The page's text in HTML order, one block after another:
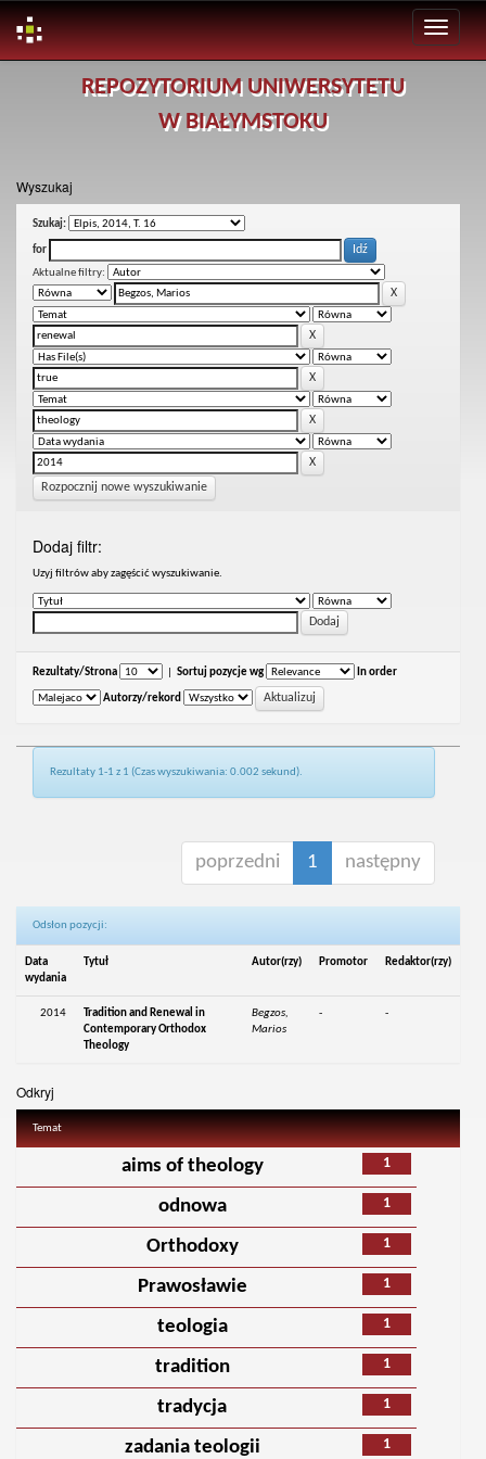
REPOZYTORIUM UNIWERSYTETU
W BIAŁYMSTOKU
Wyszukaj
Szukaj:
for
Aktualne filtry:
Rozpocznij nowe wyszukiwanie
Dodaj filtr:
Uzyj filtrów aby zagęścić wyszukiwanie.
Rezultaty/Strona Sortuj pozycje wg In order
Autorzy/rekord
Rezultaty 1-1 z 1 (Czas wyszukiwania: 0.002 sekund).
poprzedni 1 następny
Odsłon pozycji:
Data
wydania
Tytuł Autor(rzy) Promotor Redaktor(rzy)
2014
Tradition and Renewal in
Contemporary Orthodox
Theology
Begzos,
Marios
- -
Odkryj
Temat
1
aims of theology
1
odnowa
1
Orthodoxy
1
Prawosławie
1
teologia
1
tradition
1
tradycja
1
zadania teologii